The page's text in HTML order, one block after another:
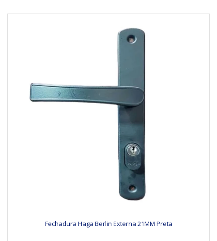
Fechadura Haga Berlin Externa 21MM Preta